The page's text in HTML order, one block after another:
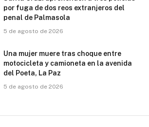
por fuga de dos reos extranjeros del
penal de Palmasola
5 de agosto de 2026
Una mujer muere tras choque entre
motocicleta y camioneta en la avenida
del Poeta, La Paz
5 de agosto de 2026